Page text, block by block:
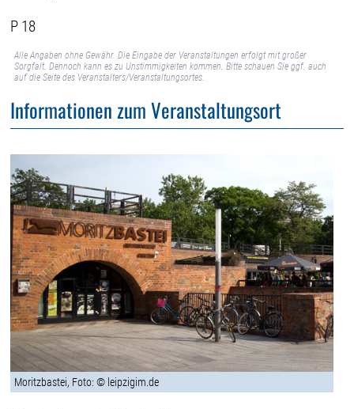
P 18
Alle Angaben ohne Gewähr. Die Eingabe der Veranstaltungen erfolgt mit großer
Sorgfalt. Dennoch kann es zu Unstimmigkeiten kommen. Bitte schauen Sie ggf. auch
auf die Seite des Veranstalters/Veranstaltungsortes.
Informationen zum Veranstaltungsort
Moritzbastei, Foto: © leipzigim.de